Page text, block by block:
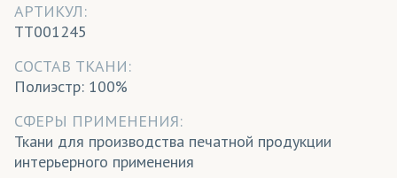
АРТИКУЛ:
TT001245
CОСТАВ ТКАНИ:
Полиэстр: 100%
СФЕРЫ ПРИМЕНЕНИЯ:
Ткани для производства печатной продукции
интерьерного применения